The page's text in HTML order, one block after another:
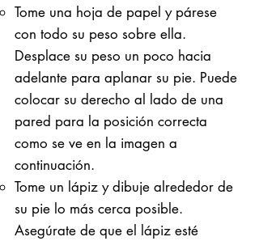
Tome una hoja de papel y párese
con todo su peso sobre ella. ​
Desplace su peso un poco hacia
adelante para aplanar su pie. Puede
colocar su derecho al lado de una
pared para la posición correcta
como se ve en la imagen a
continuación.
Tome un lápiz y dibuje alrededor de
su pie lo más cerca posible.
Asegúrate de que el lápiz esté